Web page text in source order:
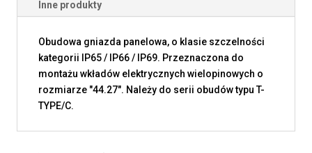
Inne produkty
Obudowa gniazda panelowa, o klasie szczelności
kategorii IP65 / IP66 / IP69. Przeznaczona do
montażu wkładów elektrycznych wielopinowych o
rozmiarze "44.27". Należy do serii obudów typu T-
TYPE/C.